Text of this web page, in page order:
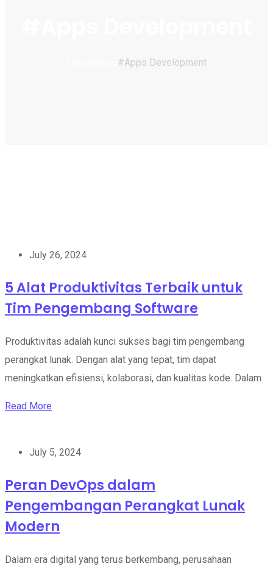
#Apps Development
July 26, 2024
5 Alat Produktivitas Terbaik untuk
Tim Pengembang Software
Produktivitas adalah kunci sukses bagi tim pengembang
perangkat lunak. Dengan alat yang tepat, tim dapat
meningkatkan efisiensi, kolaborasi, dan kualitas kode. Dalam
Read More
July 5, 2024
Peran DevOps dalam
Pengembangan Perangkat Lunak
Modern
Dalam era digital yang terus berkembang, perusahaan